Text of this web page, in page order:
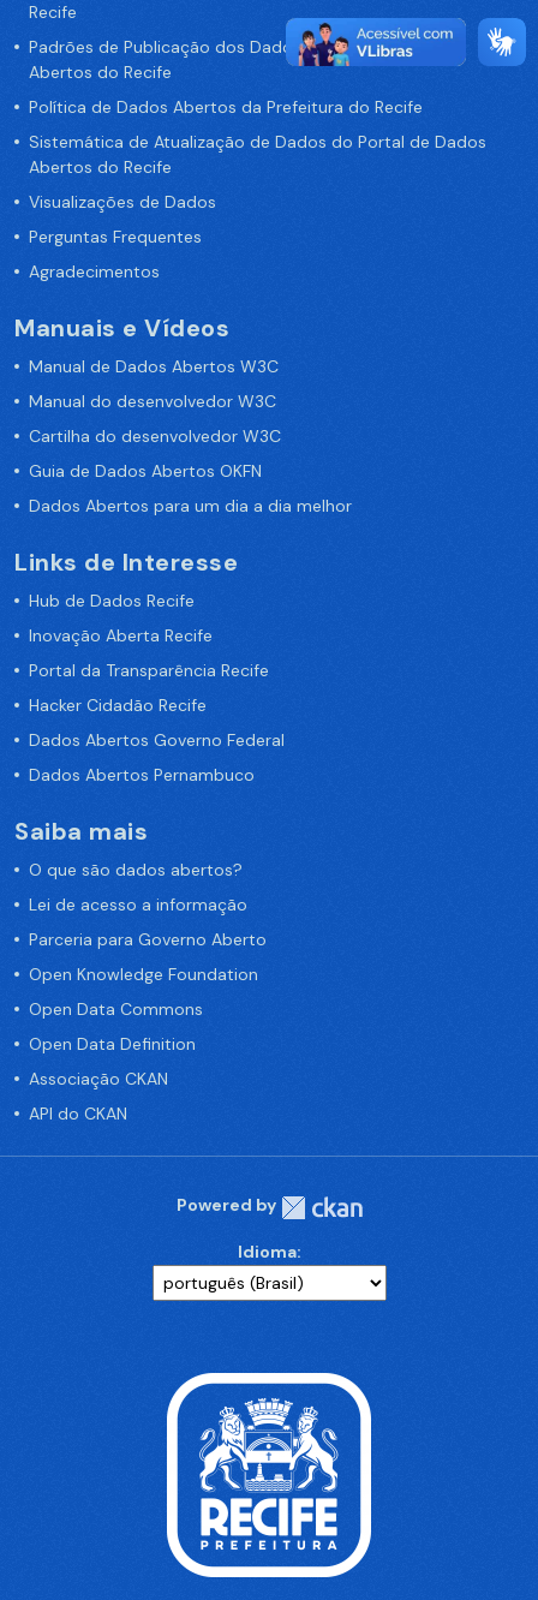
Recife
Padrões de Publicação dos Dados no Portal de Dados
Abertos do Recife
Política de Dados Abertos da Prefeitura do Recife
Sistemática de Atualização de Dados do Portal de Dados
Abertos do Recife
Visualizações de Dados
Perguntas Frequentes
Agradecimentos
Manuais e Vídeos
Manual de Dados Abertos W3C
Manual do desenvolvedor W3C
Cartilha do desenvolvedor W3C
Guia de Dados Abertos OKFN
Dados Abertos para um dia a dia melhor
Links de Interesse
Hub de Dados Recife
Inovação Aberta Recife
Portal da Transparência Recife
Hacker Cidadão Recife
Dados Abertos Governo Federal
Dados Abertos Pernambuco
Saiba mais
O que são dados abertos?
Lei de acesso a informação
Parceria para Governo Aberto
Open Knowledge Foundation
Open Data Commons
Open Data Definition
Associação CKAN
API do CKAN
Powered by
Idioma